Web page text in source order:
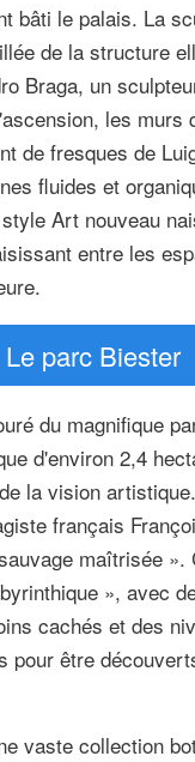
bâti le palais. La
de la structure
Braga, un
les murs
de fresques de
fluides et
Art nouveau
entre les
Le parc Biester
du magnifique
d'environ 2,4
la vision
français
maîtrisée ».
», avec
cachés et des
pour être
vaste collection